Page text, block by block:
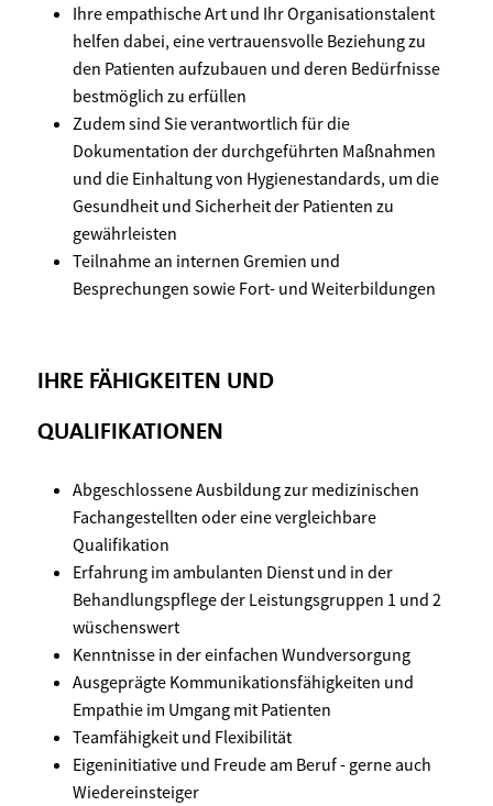
Ihre empathische Art und Ihr Organisationstalent
helfen dabei, eine vertrauensvolle Beziehung zu
den Patienten aufzubauen und deren Bedürfnisse
bestmöglich zu erfüllen
Zudem sind Sie verantwortlich für die
Dokumentation der durchgeführten Maßnahmen
und die Einhaltung von Hygienestandards, um die
Gesundheit und Sicherheit der Patienten zu
gewährleisten
Teilnahme an internen Gremien und
Besprechungen sowie Fort- und Weiterbildungen
IHRE FÄHIGKEITEN UND
QUALIFIKATIONEN
Abgeschlossene Ausbildung zur medizinischen
Fachangestellten oder eine vergleichbare
Qualifikation
Erfahrung im ambulanten Dienst und in der
Behandlungspflege der Leistungsgruppen 1 und 2
wüschenswert
Kenntnisse in der einfachen Wundversorgung
Ausgeprägte Kommunikationsfähigkeiten und
Empathie im Umgang mit Patienten
Teamfähigkeit und Flexibilität
Eigeninitiative und Freude am Beruf - gerne auch
Wiedereinsteiger